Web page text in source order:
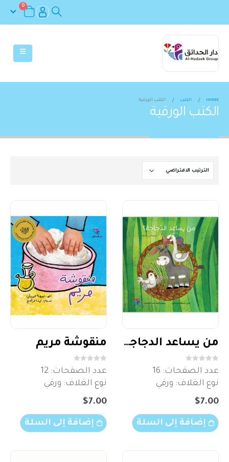
0
HOME الكتب الكتب الورقية
الكتب الورقية
من يساعد الدجاجة؟
عدد الصفحات: 16
نوع الغلاف: ورقي
متوفر ككتاب صوتي
$7.00
إضافة إلى السلة
منقوشة مريم
عدد الصفحات: 12
نوع الغلاف: ورقي
$7.00
إضافة إلى السلة